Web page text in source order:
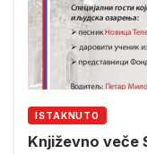
ISTAKNUTO
Književno veče